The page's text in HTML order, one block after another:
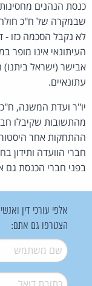
כנסת הנהנים
שבמקרה של ח"כ חולה
לא נקבל הסכמה כזו -
העיתונאי אינו מופר
אבישר (ישראל
עתונאיים.
יו"ר ועדת המשנה, ח"כ
מהתשובות שקיבלו
ההתחקות אחר
חברי הוועדה ותידון
בפני חברי הכנסת גם
אלפי עורכי דין
הצטרפו גם אתם:
שם משתמש*
דואל*